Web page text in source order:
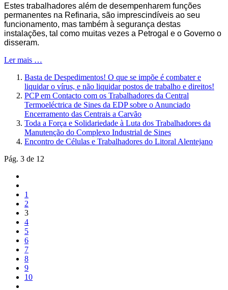
Estes trabalhadores além de desempenharem funções
permanentes na Refinaria, são imprescindíveis ao seu
funcionamento, mas também à segurança destas
instalações, tal como muitas vezes a Petrogal e o Governo o
disseram.
Ler mais …
Basta de Despedimentos! O que se impõe é combater e
liquidar o vírus, e não liquidar postos de trabalho e direitos!
PCP em Contacto com os Trabalhadores da Central
Termoeléctrica de Sines da EDP sobre o Anunciado
Encerramento das Centrais a Carvão
Toda a Força e Solidariedade à Luta dos Trabalhadores da
Manutenção do Complexo Industrial de Sines
Encontro de Células e Trabalhadores do Litoral Alentejano
Pág. 3 de 12
1
2
3
4
5
6
7
8
9
10